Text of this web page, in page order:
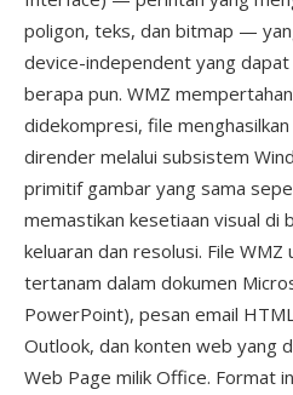
poligon, teks, dan bitmap —
device-independent yang
berapa pun. WMZ
didekompresi, file
dirender melalui subsistem
primitif gambar yang sama
memastikan kesetiaan visual di
keluaran dan resolusi. File WMZ
tertanam dalam dokumen
PowerPoint), pesan email
Outlook, dan konten web yang
Web Page milik Office. Format